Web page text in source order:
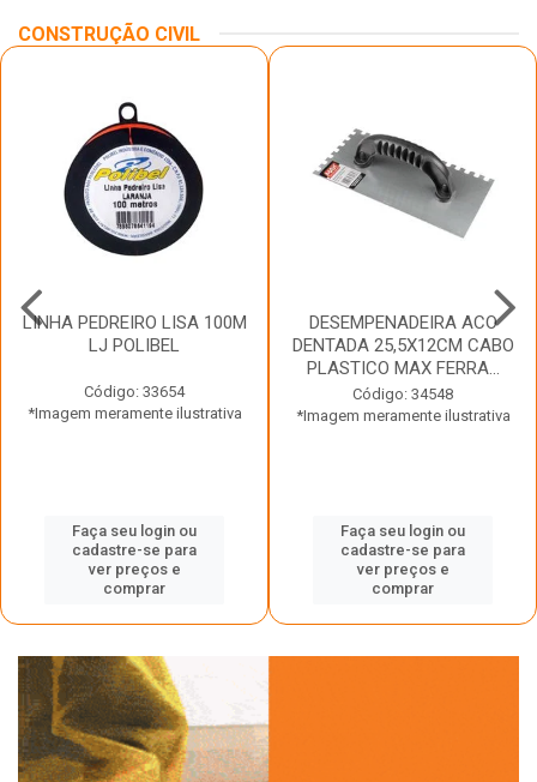
CONSTRUÇÃO CIVIL
LINHA PEDREIRO LISA 100M
LJ POLIBEL
Código: 33654
*Imagem meramente ilustrativa
Faça seu login ou
cadastre-se para
ver preços e
comprar
DESEMPENADEIRA ACO
DENTADA 25,5X12CM CABO
PLASTICO MAX FERRA...
Código: 34548
*Imagem meramente ilustrativa
Faça seu login ou
cadastre-se para
ver preços e
comprar